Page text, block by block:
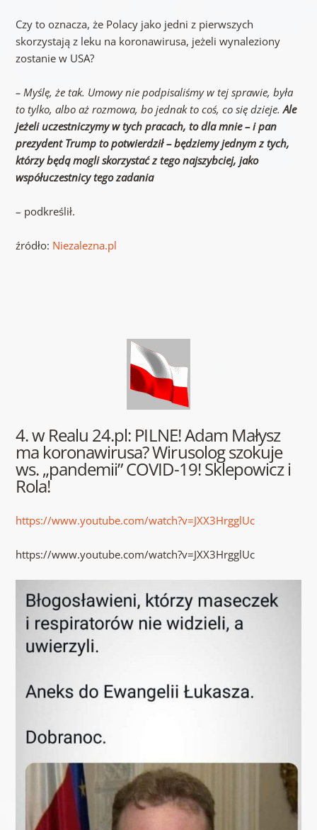
Czy to oznacza, że Polacy jako jedni z pierwszych
skorzystają z leku na koronawirusa, jeżeli wynaleziony
zostanie w USA?
– Myślę, że tak. Umowy nie podpisaliśmy w tej sprawie, była
to tylko, albo aż rozmowa, bo jednak to coś, co się dzieje.Ale
jeżeli uczestniczymy w tych pracach, to dla mnie – i pan
prezydent Trump to potwierdził – będziemy jednym z tych,
którzy będą mogli skorzystać z tego najszybciej, jako
współuczestnicy tego zadania
– podkreślił.
źródło: Niezalezna.pl
4. w Realu 24.pl: PILNE! Adam Małysz
ma koronawirusa? Wirusolog szokuje
ws. „pandemii” COVID-19! Sklepowicz i
Rola!
https://www.youtube.com/watch?v=JXX3HrgglUc
https://www.youtube.com/watch?v=JXX3HrgglUc